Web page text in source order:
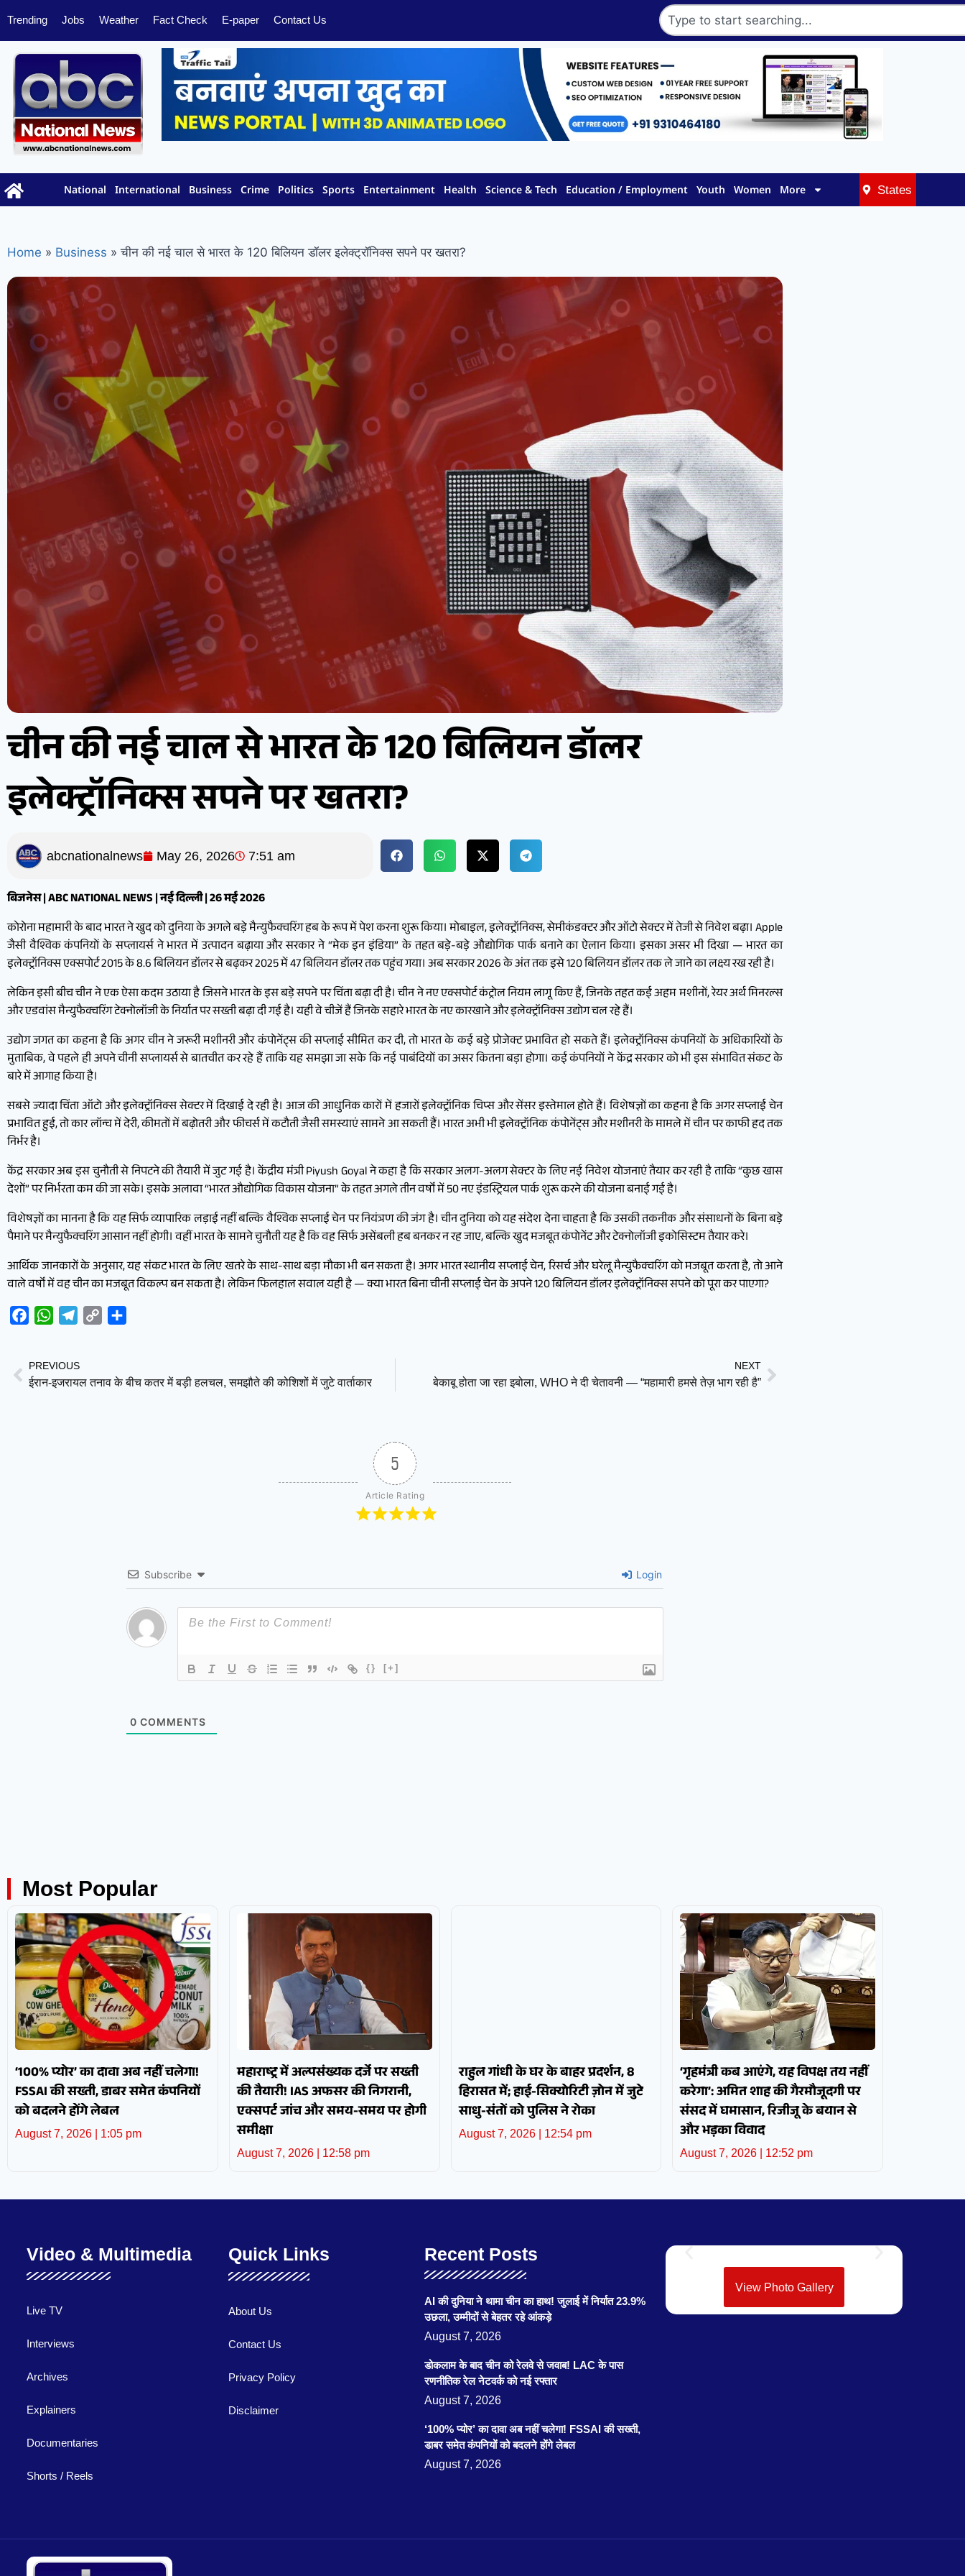
Trending Jobs Weather Fact Check E-paper Contact Us
National International Business Crime Politics Sports Entertainment Health Science & Tech Education / Employment Youth Women More States
Home » Business » चीन की नई चाल से भारत के 120 बिलियन डॉलर इलेक्ट्रॉनिक्स सपने पर खतरा?
चीन की नई चाल से भारत के 120 बिलियन डॉलर
इलेक्ट्रॉनिक्स सपने पर खतरा?
abcnationalnews May 26, 2026 7:51 am
बिजनेस | ABC NATIONAL NEWS | नई दिल्ली | 26 मई 2026
कोरोना महामारी के बाद भारत ने खुद को दुनिया के अगले बड़े मैन्युफैक्चरिंग हब के रूप में पेश करना शुरू किया। मोबाइल, इलेक्ट्रॉनिक्स, सेमीकंडक्टर और ऑटो सेक्टर में तेजी से निवेश बढ़ा। Apple
जैसी वैश्विक कंपनियों के सप्लायर्स ने भारत में उत्पादन बढ़ाया और सरकार ने “मेक इन इंडिया” के तहत बड़े-बड़े औद्योगिक पार्क बनाने का ऐलान किया। इसका असर भी दिखा — भारत का
इलेक्ट्रॉनिक्स एक्सपोर्ट 2015 के 8.6 बिलियन डॉलर से बढ़कर 2025 में 47 बिलियन डॉलर तक पहुंच गया। अब सरकार 2026 के अंत तक इसे 120 बिलियन डॉलर तक ले जाने का लक्ष्य रख रही है।
लेकिन इसी बीच चीन ने एक ऐसा कदम उठाया है जिसने भारत के इस बड़े सपने पर चिंता बढ़ा दी है। चीन ने नए एक्सपोर्ट कंट्रोल नियम लागू किए हैं, जिनके तहत कई अहम मशीनों, रेयर अर्थ मिनरल्स
और एडवांस मैन्युफैक्चरिंग टेक्नोलॉजी के निर्यात पर सख्ती बढ़ा दी गई है। यही वे चीजें हैं जिनके सहारे भारत के नए कारखाने और इलेक्ट्रॉनिक्स उद्योग चल रहे हैं।
उद्योग जगत का कहना है कि अगर चीन ने जरूरी मशीनरी और कंपोनेंट्स की सप्लाई सीमित कर दी, तो भारत के कई बड़े प्रोजेक्ट प्रभावित हो सकते हैं। इलेक्ट्रॉनिक्स कंपनियों के अधिकारियों के
मुताबिक, वे पहले ही अपने चीनी सप्लायर्स से बातचीत कर रहे हैं ताकि यह समझा जा सके कि नई पाबंदियों का असर कितना बड़ा होगा। कई कंपनियों ने केंद्र सरकार को भी इस संभावित संकट के
बारे में आगाह किया है।
सबसे ज्यादा चिंता ऑटो और इलेक्ट्रॉनिक्स सेक्टर में दिखाई दे रही है। आज की आधुनिक कारों में हजारों इलेक्ट्रॉनिक चिप्स और सेंसर इस्तेमाल होते हैं। विशेषज्ञों का कहना है कि अगर सप्लाई चेन
प्रभावित हुई, तो कार लॉन्च में देरी, कीमतों में बढ़ोतरी और फीचर्स में कटौती जैसी समस्याएं सामने आ सकती हैं। भारत अभी भी इलेक्ट्रॉनिक कंपोनेंट्स और मशीनरी के मामले में चीन पर काफी हद तक
निर्भर है।
केंद्र सरकार अब इस चुनौती से निपटने की तैयारी में जुट गई है। केंद्रीय मंत्री Piyush Goyal ने कहा है कि सरकार अलग-अलग सेक्टर के लिए नई निवेश योजनाएं तैयार कर रही है ताकि “कुछ खास
देशों” पर निर्भरता कम की जा सके। इसके अलावा “भारत औद्योगिक विकास योजना” के तहत अगले तीन वर्षों में 50 नए इंडस्ट्रियल पार्क शुरू करने की योजना बनाई गई है।
विशेषज्ञों का मानना है कि यह सिर्फ व्यापारिक लड़ाई नहीं बल्कि वैश्विक सप्लाई चेन पर नियंत्रण की जंग है। चीन दुनिया को यह संदेश देना चाहता है कि उसकी तकनीक और संसाधनों के बिना बड़े
पैमाने पर मैन्युफैक्चरिंग आसान नहीं होगी। वहीं भारत के सामने चुनौती यह है कि वह सिर्फ असेंबली हब बनकर न रह जाए, बल्कि खुद मजबूत कंपोनेंट और टेक्नोलॉजी इकोसिस्टम तैयार करे।
आर्थिक जानकारों के अनुसार, यह संकट भारत के लिए खतरे के साथ-साथ बड़ा मौका भी बन सकता है। अगर भारत स्थानीय सप्लाई चेन, रिसर्च और घरेलू मैन्युफैक्चरिंग को मजबूत करता है, तो आने
वाले वर्षों में वह चीन का मजबूत विकल्प बन सकता है। लेकिन फिलहाल सवाल यही है — क्या भारत बिना चीनी सप्लाई चेन के अपने 120 बिलियन डॉलर इलेक्ट्रॉनिक्स सपने को पूरा कर पाएगा?
FacebookWhatsAppTelegram
Copy
PREVIOUS
ईरान-इजरायल तनाव के बीच कतर में बड़ी हलचल, समझौते की कोशिशों में जुटे वार्ताकार
NEXT
बेकाबू होता जा रहा इबोला, WHO ने दी चेतावनी — “महामारी हमसे तेज़ भाग रही है”
5
Article Rating
Subscribe Login
{} [+]
0 COMMENTS
Most Popular
‘100% प्योर’ का दावा अब नहीं चलेगा!
FSSAI की सख्ती, डाबर समेत कंपनियों
को बदलने होंगे लेबल
August 7, 2026 1:05 pm
महाराष्ट्र में अल्पसंख्यक दर्जे पर सख्ती
की तैयारी! IAS अफसर की निगरानी,
एक्सपर्ट जांच और समय-समय पर होगी
समीक्षा
August 7, 2026 12:58 pm
राहुल गांधी के घर के बाहर प्रदर्शन, 8
हिरासत में; हाई-सिक्योरिटी ज़ोन में जुटे
साधु-संतों को पुलिस ने रोका
August 7, 2026 12:54 pm
‘गृहमंत्री कब आएंगे, यह विपक्ष तय नहीं
करेगा’: अमित शाह की गैरमौजूदगी पर
संसद में घमासान, रिजीजू के बयान से
और भड़का विवाद
August 7, 2026 12:52 pm
Video & Multimedia
Live TV
Interviews
Archives
Explainers
Documentaries
Shorts / Reels
Quick Links
About Us
Contact Us
Privacy Policy
Disclaimer
Recent Posts
AI की दुनिया ने थामा चीन का हाथ! जुलाई में निर्यात 23.9%
उछला, उम्मीदों से बेहतर रहे आंकड़े
August 7, 2026
डोकलाम के बाद चीन को रेलवे से जवाब! LAC के पास
रणनीतिक रेल नेटवर्क को नई रफ्तार
August 7, 2026
‘100% प्योर’ का दावा अब नहीं चलेगा! FSSAI की सख्ती,
डाबर समेत कंपनियों को बदलने होंगे लेबल
August 7, 2026
View Photo Gallery